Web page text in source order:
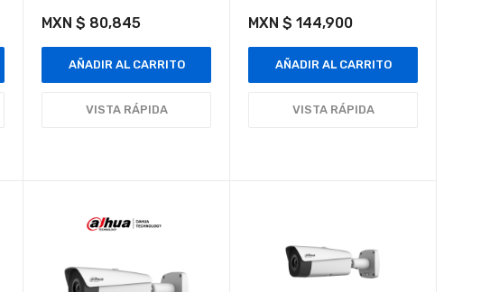
MXN $ 80,845
AÑADIR AL CARRITO
VISTA RÁPIDA
MXN $ 144,900
AÑADIR AL CARRITO
VISTA RÁPIDA